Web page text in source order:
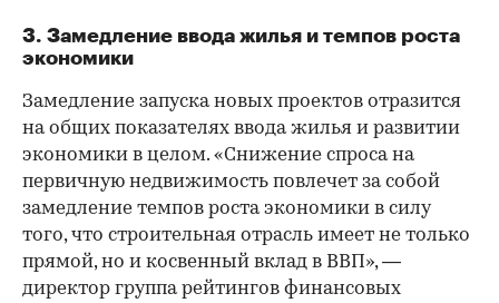
3. Замедление ввода жилья и темпов роста
экономики
Замедление запуска новых проектов отразится
на общих показателях ввода жилья и развитии
экономики в целом. «Снижение спроса на
первичную недвижимость повлечет за собой
замедление темпов роста экономики в силу
того, что строительная отрасль имеет не только
прямой, но и косвенный вклад в ВВП», —
директор группа рейтингов финансовых